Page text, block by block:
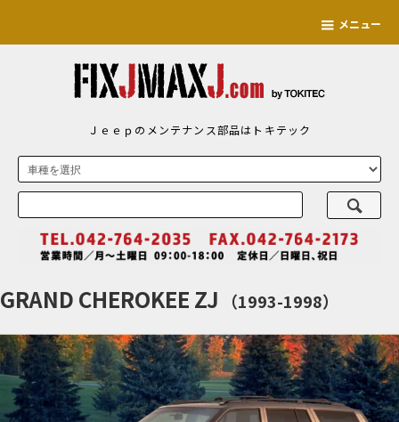
メニュー
Ｊｅｅｐのメンテナンス部品はトキテック
GRAND CHEROKEE ZJ （1993-1998）